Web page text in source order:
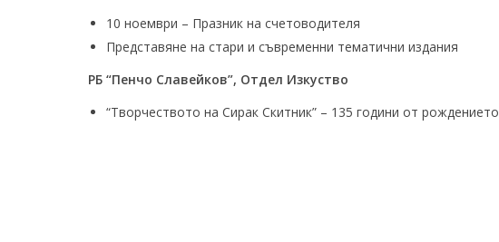
10 ноември – Празник на счетоводителя
Представяне на стари и съвременни тематични издания
РБ “Пенчо Славейков”, Отдел Изкуство
“Творчеството на Сирак Скитник” – 135 години от рождението